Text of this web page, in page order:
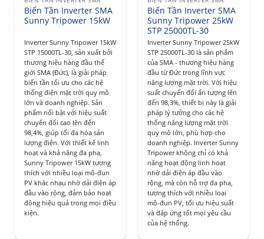
Biến Tần Inverter SMA
Sunny Tripower 15kW
Inverter Sunny Tripower 15kW
STP 15000TL-30, sản xuất bởi
thương hiệu hàng đầu thế
giới SMA (Đức), là giải pháp
biến tần tối ưu cho các hệ
thống điện mặt trời quy mô
lớn và doanh nghiệp. Sản
phẩm nổi bật với hiệu suất
chuyển đổi cao lên đến
98,4%, giúp tối đa hóa sản
lượng điện. Với thiết kế linh
hoạt và khả năng đa pha,
Sunny Tripower 15kW tương
thích với nhiều loại mô-đun
PV khác nhau nhờ dải điện áp
đầu vào rộng, đảm bảo hoạt
động hiệu quả trong mọi điều
kiện.
Biến Tần Inverter SMA
Sunny Tripower 25kW
STP 25000TL-30
Inverter Sunny Tripower 25kW
STP 25000TL-30 là sản phẩm
của SMA - thương hiệu hàng
đầu từ Đức trong lĩnh vực
năng lượng mặt trời. Với hiệu
suất chuyển đổi ấn tượng lên
đến 98,3%, thiết bị này là giải
pháp lý tưởng cho các hệ
thống năng lượng mặt trời
quy mô lớn, phù hợp cho
doanh nghiệp. Inverter Sunny
Tripower không chỉ có khả
năng hoạt động linh hoạt
nhờ dải điện áp đầu vào
rộng, mà còn hỗ trợ đa pha,
tương thích với nhiều loại
mô-đun PV, tối ưu hiệu suất
và đáp ứng tốt mọi yêu cầu
của hệ thống.